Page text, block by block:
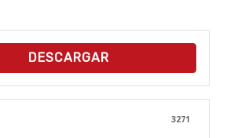
DESCARGAR
3271